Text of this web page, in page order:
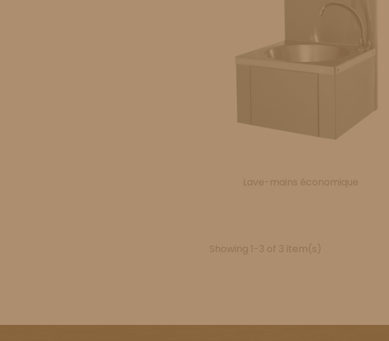
Lave-mains économique
Showing 1-3 of 3 item(s)